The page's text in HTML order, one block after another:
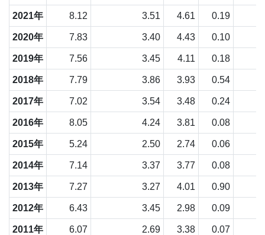
2021年 8.12 3.51 4.61 0.19
2020年 7.83 3.40 4.43 0.10
2019年 7.56 3.45 4.11 0.18
2018年 7.79 3.86 3.93 0.54
2017年 7.02 3.54 3.48 0.24
2016年 8.05 4.24 3.81 0.08
2015年 5.24 2.50 2.74 0.06
2014年 7.14 3.37 3.77 0.08
2013年 7.27 3.27 4.01 0.90
2012年 6.43 3.45 2.98 0.09
2011年 6.07 2.69 3.38 0.07